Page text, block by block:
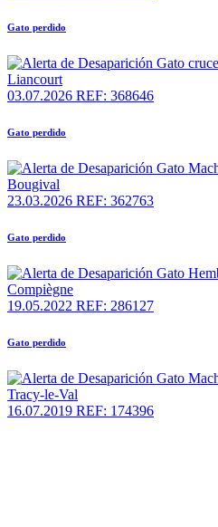
Gato perdido
Liancourt
03.07.2026 REF: 368646
Gato perdido
Bougival
23.03.2026 REF: 362763
Gato perdido
Compiègne
19.05.2022 REF: 286127
Gato perdido
Tracy-le-Val
16.07.2019 REF: 174396